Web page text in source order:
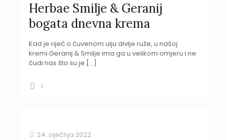
Herbae Smilje & Geranij
bogata dnevna krema
Kad je riječ o čuvenom ulju divlje ruže, u našoj
kremi Geranij & Smilje ima ga u velikom omjeru i ne
čudi nas što su je […]
1
24. siječnja 2022.